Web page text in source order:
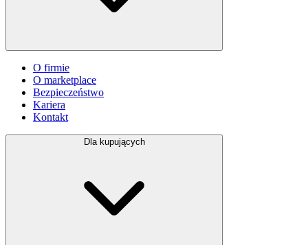
O firmie
O marketplace
Bezpieczeństwo
Kariera
Kontakt
Dla kupujących